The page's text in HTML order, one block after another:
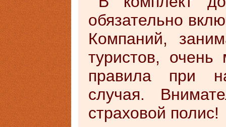
обязательно
Компаний,
туристов,
правила при
случая.
страховой полис!